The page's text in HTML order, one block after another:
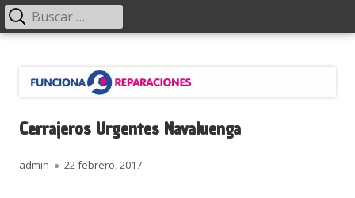
contenido
Menú
principal Buscar:
Cerrajeros Urgentes Navaluenga
Autor
admin
Publicado
22 febrero, 2017